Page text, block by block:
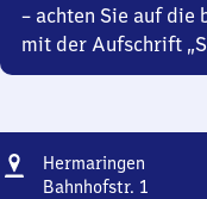
– achten Sie auf die
mit der Aufschrift
Adresse
Hermaringen
Bahnhofstr. 1